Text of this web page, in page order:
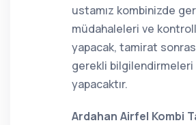
ustamız kombinizde
müdahaleleri ve
yapacak, tamirat
gerekli bilgilendirmeleri
yapacaktır.
Ardahan Airfel Kombi